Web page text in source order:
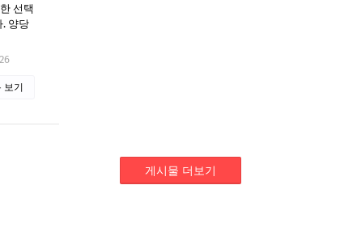
선택
. 양당
기
게시물 더보기